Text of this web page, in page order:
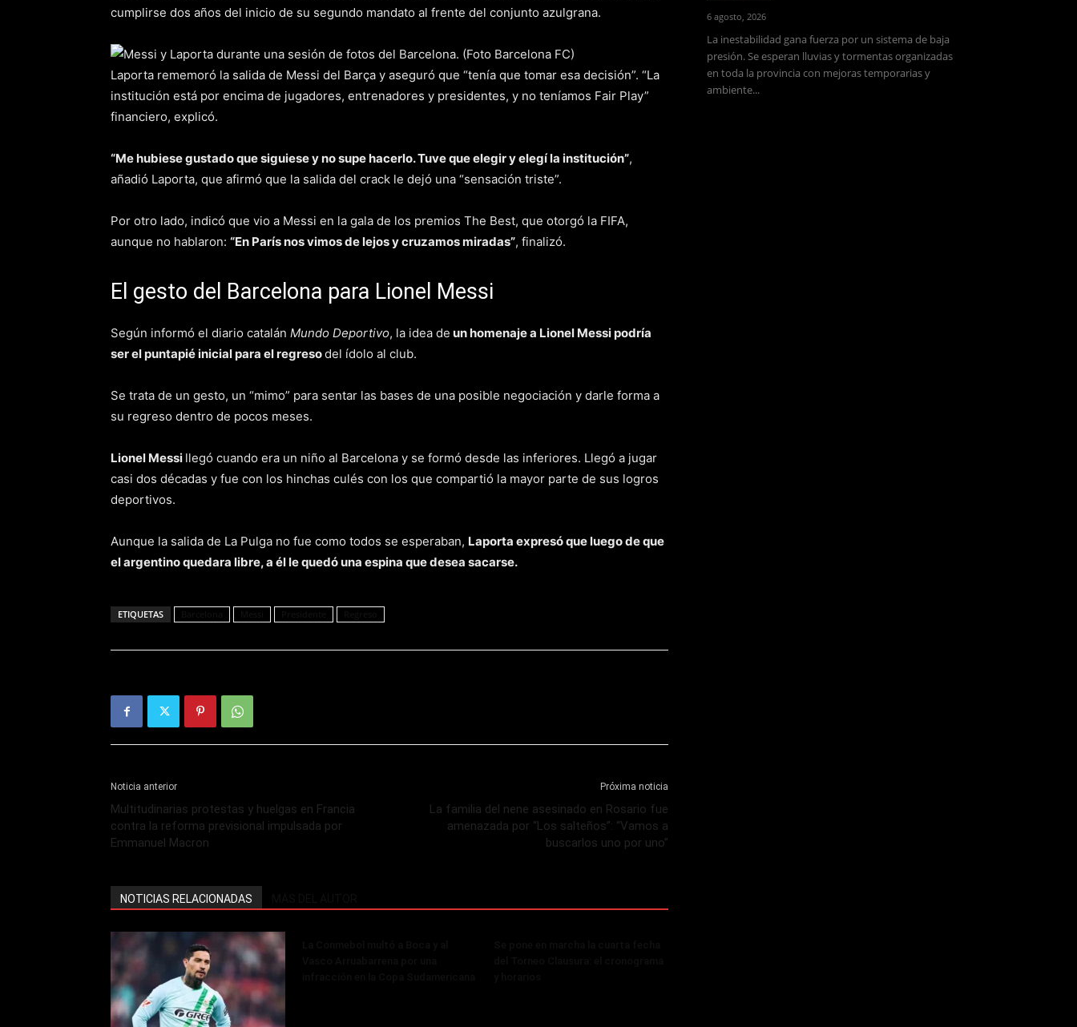
cumplirse dos años del inicio de su segundo mandato al frente del conjunto azulgrana.
Laporta rememoró la salida de Messi del Barça y aseguró que “tenía que tomar esa decisión”. “La
institución está por encima de jugadores, entrenadores y presidentes, y no teníamos Fair Play”
financiero, explicó.
“Me hubiese gustado que siguiese y no supe hacerlo. Tuve que elegir y elegí la institución”,
añadió Laporta, que afirmó que la salida del crack le dejó una “sensación triste”.
Por otro lado, indicó que vio a Messi en la gala de los premios The Best, que otorgó la FIFA,
aunque no hablaron: “En París nos vimos de lejos y cruzamos miradas”, finalizó.
El gesto del Barcelona para Lionel Messi
Según informó el diario catalán Mundo Deportivo, la idea de un homenaje a Lionel Messi podría
ser el puntapié inicial para el regresodel ídolo al club.
Se trata de un gesto, un “mimo” para sentar las bases de una posible negociación y darle forma a
su regreso dentro de pocos meses.
Lionel Messi llegó cuando era un niño al Barcelona y se formó desde las inferiores. Llegó a jugar
casi dos décadas y fue con los hinchas culés con los que compartió la mayor parte de sus logros
deportivos.
Aunque la salida de La Pulga no fue como todos se esperaban, Laporta expresó que luego de que
el argentino quedara libre, a él le quedó una espina que desea sacarse.
ETIQUETAS
Noticia anterior
Multitudinarias protestas y huelgas en Francia
contra la reforma previsional impulsada por
Emmanuel Macron
Próxima noticia
La familia del nene asesinado en Rosario fue
amenazada por “Los salteños”: “Vamos a
buscarlos uno por uno”
NOTICIAS RELACIONADAS
6 agosto, 2026
La inestabilidad gana fuerza por un sistema de baja
presión. Se esperan lluvias y tormentas organizadas
en toda la provincia con mejoras temporarias y
ambiente...